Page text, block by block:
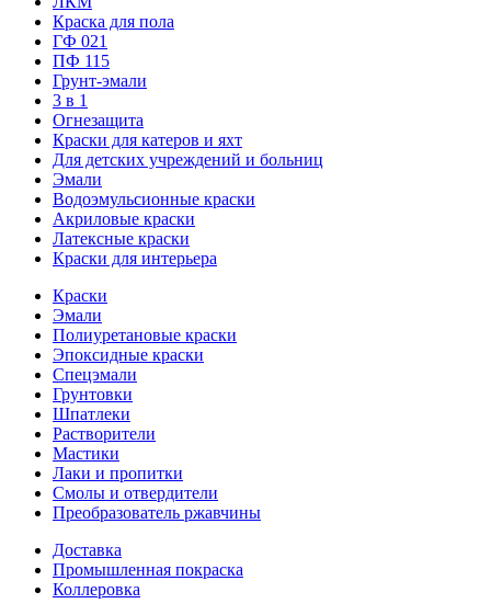
Краска для пола
ГФ 021
ПФ 115
Грунт-эмали
3 в 1
Огнезащита
Краски для катеров и яхт
Для детских учреждений и больниц
Эмали
Водоэмульсионные краски
Акриловые краски
Латексные краски
Краски для интерьера
Краски
Эмали
Полиуретановые краски
Эпоксидные краски
Спецэмали
Грунтовки
Шпатлеки
Растворители
Мастики
Лаки и пропитки
Смолы и отвердители
Преобразователь ржавчины
Доставка
Промышленная покраска
Коллеровка